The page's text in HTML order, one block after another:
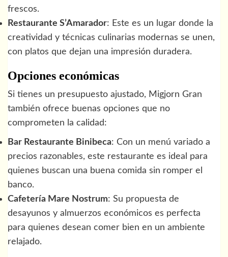
frescos.
Restaurante S’Amarador: Este es un lugar donde la
creatividad y técnicas culinarias modernas se unen,
con platos que dejan una impresión duradera.
Opciones económicas
Si tienes un presupuesto ajustado, Migjorn Gran
también ofrece buenas opciones que no
comprometen la calidad:
Bar Restaurante Binibeca: Con un menú variado a
precios razonables, este restaurante es ideal para
quienes buscan una buena comida sin romper el
banco.
Cafetería Mare Nostrum: Su propuesta de
desayunos y almuerzos económicos es perfecta
para quienes desean comer bien en un ambiente
relajado.